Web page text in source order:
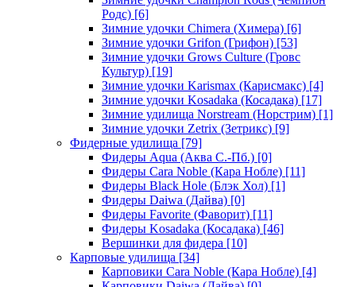
Родс) [6]
Зимние удочки Chimera (Химера) [6]
Зимние удочки Grifon (Грифон) [53]
Зимние удочки Grows Culture (Гровс
Культур) [19]
Зимние удочки Karismax (Карисмакс) [4]
Зимние удочки Kosadaka (Косадака) [17]
Зимние удилища Norstream (Норстрим) [1]
Зимние удочки Zetrix (Зетрикс) [9]
Фидерные удилища [79]
Фидеры Aqua (Аква С.-Пб.) [0]
Фидеры Cara Noble (Кара Нобле) [11]
Фидеры Black Hole (Блэк Хол) [1]
Фидеры Daiwa (Дайва) [0]
Фидеры Favorite (Фаворит) [11]
Фидеры Kosadaka (Косадака) [46]
Вершинки для фидера [10]
Карповые удилища [34]
Карповики Cara Noble (Кара Нобле) [4]